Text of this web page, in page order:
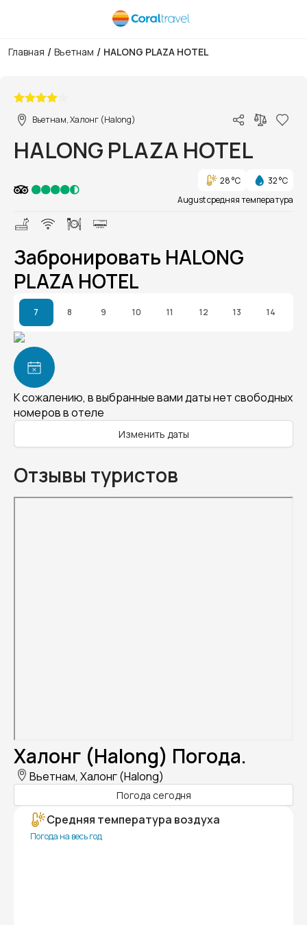
Главная / Вьетнам / HALONG PLAZA HOTEL
Вьетнам, Халонг (Halong)
HALONG PLAZA HOTEL
28 °C
32 °C
August средняя температура
Забронировать HALONG
PLAZA HOTEL
7 8 9 10 11 12 13 14
К сожалению, в выбранные вами даты нет свободных
номеров в отеле
Изменить даты
Отзывы туристов
Халонг (Halong) Погода.
Вьетнам, Халонг (Halong)
Погода сегодня
Средняя температура воздуха
Погода на весь год